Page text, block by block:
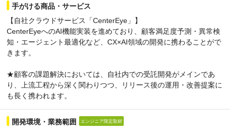
手がける商品・サービス
【自社クラウドサービス「CenterEye」】
CenterEyeへのAI機能実装を進めており、顧客満足度予測・異常検
知・エージェント最適化など、CX×AI領域の開発に携わることがで
きます。
★顧客の課題解決においては、自社内での受託開発がメインであ
り、上流工程から深く関わりつつ、リリース後の運用・改善提案に
も長く携われます。
開発環境・業務範囲 エンジニア限定取材